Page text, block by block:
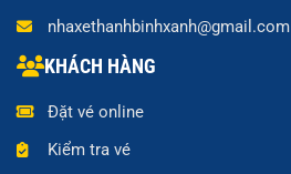
nhaxethanhbinhxanh@gmail.com
KHÁCH HÀNG
Đặt vé online
Kiểm tra vé